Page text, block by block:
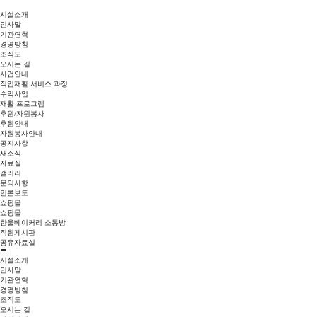
시설소개
인사말
기관연혁
경영방침
조직도
오시는 길
사업안내
직업재활 서비스 과정
수익사업
재활 프로그램
후원/자원봉사
후원안내
자원봉사안내
공지사항
새소식
자료실
갤러리
문의사항
언론보도
쇼핑몰
쇼핑몰
한울베이커리 소통방
직원게시판
공유자료실
시설소개
인사말
기관연혁
경영방침
조직도
오시는 길